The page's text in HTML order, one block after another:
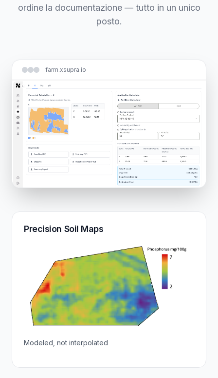
ordine la documentazione — tutto in un unico
posto.
farm.xsupra.io
Precision Soil Maps
Modeled, not interpolated